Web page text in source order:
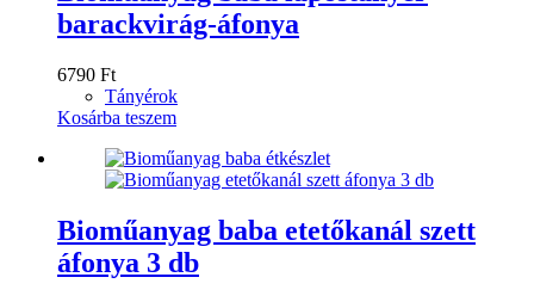
barackvirág-áfonya
6790 Ft
Tányérok
Kosárba teszem
Bioműanyag baba etetőkanál szett
áfonya 3 db